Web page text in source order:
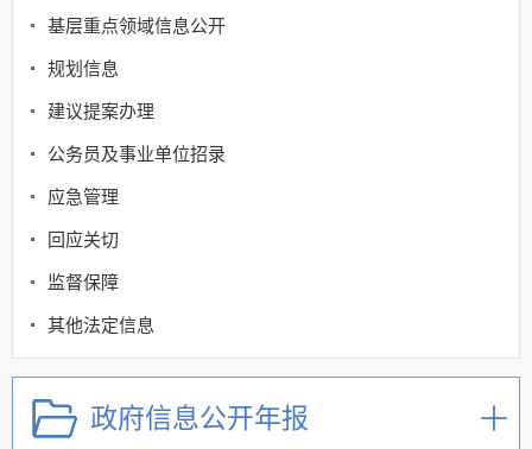
基层重点领域信息公开
规划信息
建议提案办理
公务员及事业单位招录
应急管理
回应关切
监督保障
其他法定信息
政府信息公开年报